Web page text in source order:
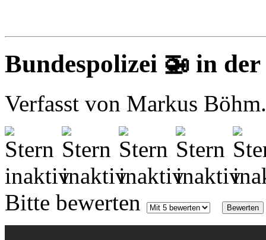
Bundespolizei 🚁 in
Verfasst von Markus
Bitte bewerten